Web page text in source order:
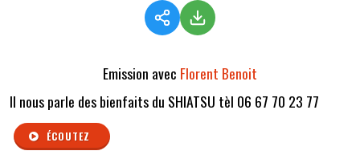
Emission avec Florent Benoit
Il nous parle des bienfaits du SHIATSU tèl 06 67 70 23 77
ÉCOUTEZ